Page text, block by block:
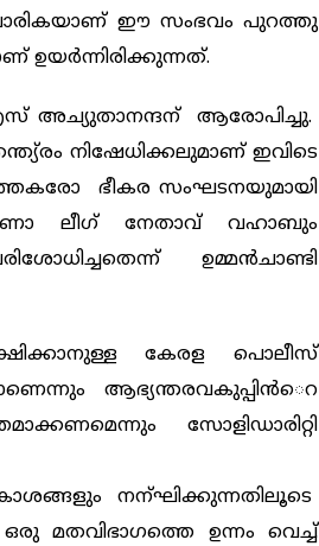
വാരികയാണ് ഈ സംഭവം പുറത്തു
ഉയര്‍ന്നിരിക്കുന്നത്.
അച്യുതാനന്ദന് ആരോപിച്ചു.
നിഷേധിക്കലുമാണ് ഇവിടെ
ഭീകര സംഘടനയുമായി
ലീഗ് നേതാവ് വഹാബും
ഉമ്മന്‍ചാണ്ടി
കേരള പൊലീസ്
ആഭ്യന്തരവകുപ്പിന്‍െറ
സോളിഡാരിറ്റി
നന്ഘിക്കുന്നതിലൂടെ
മതവിഭാഗത്തെ ഉന്നം വെച്ച്